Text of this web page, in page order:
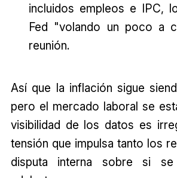
incluidos empleos e IPC,
Fed "volando un poco a
reunión.
Así que la inflación sigue
pero el mercado laboral se
visibilidad de los datos es
tensión que impulsa tanto los
disputa interna sobre si